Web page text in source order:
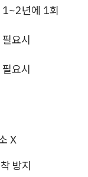
1~2년에 1회
필요시
필요시
X
방지